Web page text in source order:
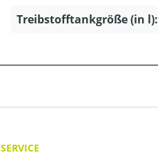
Treibstofftankgröße (in l):
SERVICE